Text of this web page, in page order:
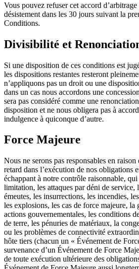
Vous pouvez refuser cet accord
désistement dans les 30 jours suivant la
Conditions.
Divisibilité et
Si une disposition de ces conditions est
les dispositions restantes resteront
n’appliquons pas un droit ou une
dans un cas nous accordons une
sera pas considéré comme une
disposition et ne nous obligera pas à
indulgence à quiconque d’autre.
Force Majeure
Nous ne serons pas responsables en raison
retard dans l’exécution de nos obligations
échappant à notre contrôle raisonnable,
limitation, les attaques par déni de service,
émeutes, les insurrections, les incendies,
les explosions, les cas de force majeure, la
actions gouvernementales, les conditions
de terre, les pénuries de matériaux, la
ou les problèmes de connectivité
hôte tiers (chacun un « Événement de
survenance d’un Événement de Force
de toute exécution ultérieure des